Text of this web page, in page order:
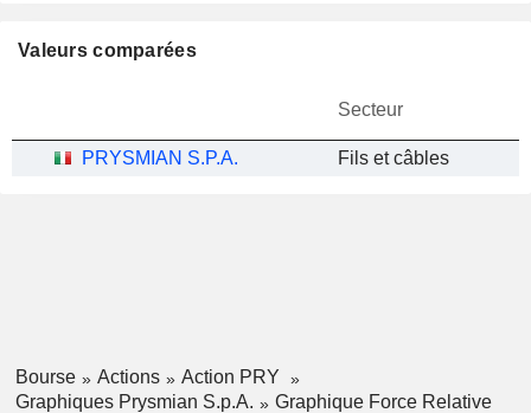
Valeurs comparées
Secteur
PRYSMIAN S.P.A. Fils et câbles
Bourse Actions
Action PRY
Graphiques Prysmian S.p.A.
Graphique Force Relative